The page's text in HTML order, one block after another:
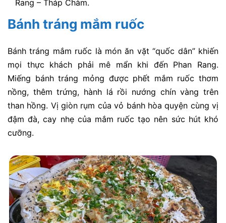
Rang – Tháp Chàm.
Bánh tráng mắm ruốc
Bánh tráng mắm ruốc là món ăn vặt “quốc dân” khiến
mọi thực khách phải mê mẩn khi đến Phan Rang.
Miếng bánh tráng mỏng được phết mắm ruốc thơm
nồng, thêm trứng, hành lá rồi nướng chín vàng trên
than hồng. Vị giòn rụm của vỏ bánh hòa quyện cùng vị
đậm đà, cay nhẹ của mắm ruốc tạo nên sức hút khó
cưỡng.